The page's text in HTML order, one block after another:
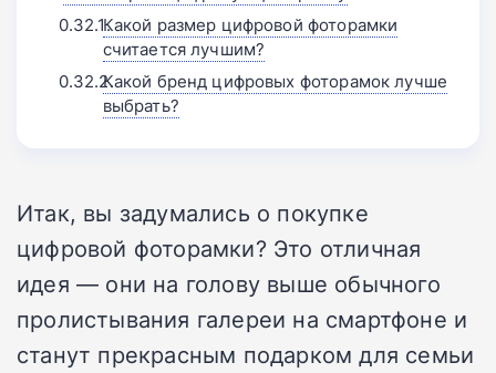
Какой размер цифровой фоторамки
считается лучшим?
Какой бренд цифровых фоторамок лучше
выбрать?
Итак, вы задумались о покупке
цифровой фоторамки? Это отличная
идея — они на голову выше обычного
пролистывания галереи на смартфоне и
станут прекрасным подарком для семьи